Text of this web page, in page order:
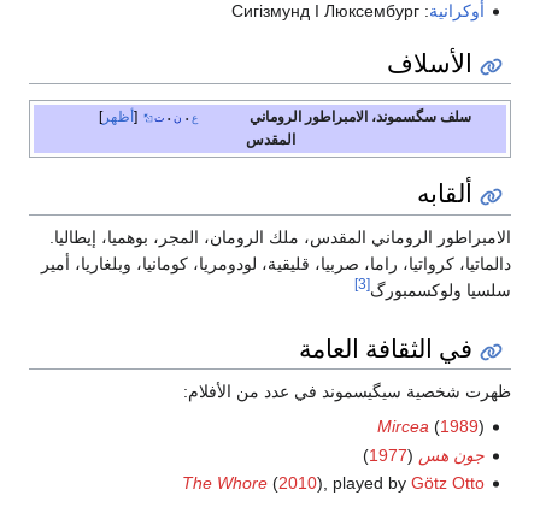
أوكرانية:
Сигізмунд I Люксембург
الأسلاف
أظهر ع • ن • ت
سلف سگسموند، الامبراطور الروماني
المقدس
ألقابه
الامبراطور الروماني المقدس، ملك الرومان، المجر، بوهميا، إيطاليا.
دالماتيا، كرواتيا، راما، صربيا، قليقية، لودومريا، كومانيا، وبلغاريا، أمير
سلسيا ولوكسمبورگ[3]
في الثقافة العامة
ظهرت شخصية سيگيسموند في عدد من الأفلام:
Mircea(1989)
جون هس (
1977
)
The Whore(2010), played by Götz Otto